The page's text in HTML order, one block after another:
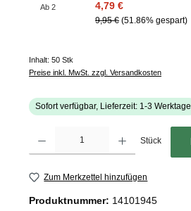
Ab 2 4,79 €
9,95 € (51.86% gespart)
Inhalt: 50 Stk
Preise inkl. MwSt. zzgl. Versandkosten
Sofort verfügbar, Lieferzeit: 1-3 Werktage
Stück
Zum Merkzettel hinzufügen
Produktnummer: 14101945